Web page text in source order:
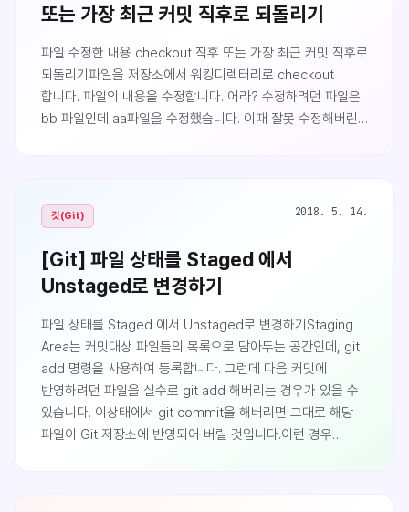
있습니다. 여기서 원격 저장소에 데이터를 쓰는 것을
Push라고 하며, 가져오는 것을 Pul..
또는 가장 최근 커밋 직후로 되돌리기
파일 수정한 내용 checkout 직후 또는 가장 최근 커밋 직후로
되돌리기파일을 저장소에서 워킹디렉터리로 checkout
합니다. 파일의 내용을 수정합니다. 어라? 수정하려던 파일은
bb 파일인데 aa파일을 수정했습니다. 이때 잘못 수정해버린
떠올라 수정하려다가 알고보니 aa파일을 수정하고 있다는
사실을 알았습니다. 수정한 내용을 최근 커밋 직후로
되돌리려면 어떻게 해야 할까요?이런 경우에는 git checkout
-- [파일] 명령을 사용하는 것입니다. 다음의 예제를 보면
bb파일을 수정하려다가 aa 파일을 수정해 버렸습니다. git..
깃(Git) 2018. 5. 14.
[Git] 파일 상태를 Staged 에서
Unstaged로 변경하기
파일 상태를 Staged 에서 Unstaged로 변경하기Staging
Area는 커밋대상 파일들의 목록으로 담아두는 공간인데, git
add 명령을 사용하여 등록합니다. 그런데 다음 커밋에
반영하려던 파일을 실수로 git add 해버리는 경우가 있을 수
있습니다. 이상태에서 git commit을 해버리면 그대로 해당
파일이 Git 저장소에 반영되어 버릴 것입니다.이런 경우